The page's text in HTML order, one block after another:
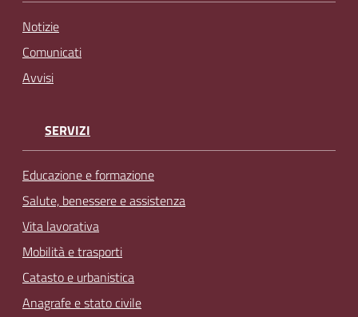
Notizie
Comunicati
Avvisi
SERVIZI
Educazione e formazione
Salute, benessere e assistenza
Vita lavorativa
Mobilità e trasporti
Catasto e urbanistica
Anagrafe e stato civile